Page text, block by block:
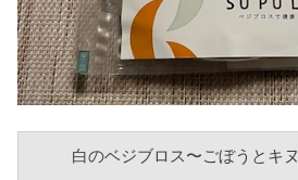
白のベジブロス〜ごぼうとキ